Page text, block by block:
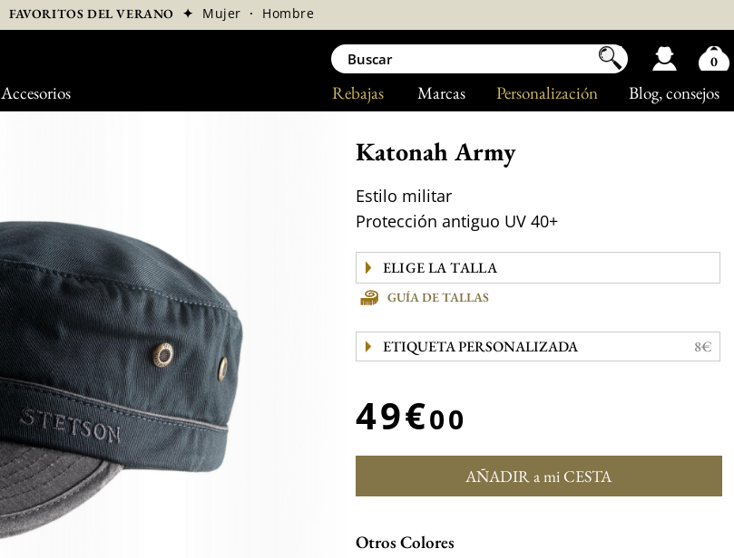
Accesorios Blog, consejos
Personalización
Marcas
Rebajas
FAVORITOS DEL VERANO ✦ Mujer · Hombre
Katonah Army
Estilo militar
Protección antiguo UV 40+
GUÍA DE TALLAS
ETIQUETA PERSONALIZADA 8€
49€00
AÑADIR a mi CESTA
Otros Colores
0